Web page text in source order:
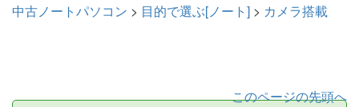
中古ノートパソコン > 目的で選ぶ[ノート] > カメラ搭載
このページの先頭へ